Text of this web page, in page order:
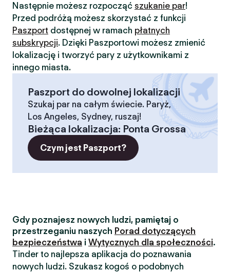
Następnie możesz rozpocząć szukanie par!
Przed podróżą możesz skorzystać z funkcji
Paszport dostępnej w ramach płatnych
subskrypcji. Dzięki Paszportowi możesz zmienić
lokalizację i tworzyć pary z użytkownikami z
innego miasta.
Paszport do dowolnej lokalizacji
Szukaj par na całym świecie. Paryż,
Los Angeles, Sydney, ruszaj!
Bieżąca lokalizacja: Ponta Grossa
Czym jest Paszport?
Gdy poznajesz nowych ludzi, pamiętaj o
przestrzeganiu naszych Porad dotyczących
bezpieczeństwa i Wytycznych dla społeczności.
Tinder to najlepsza aplikacja do poznawania
nowych ludzi. Szukasz kogoś o podobnych